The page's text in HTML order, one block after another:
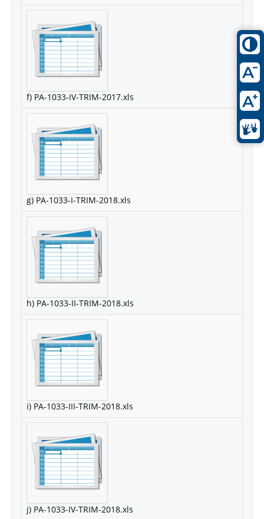
f) PA-1033-IV-TRIM-2017.xls
g) PA-1033-I-TRIM-2018.xls
h) PA-1033-II-TRIM-2018.xls
i) PA-1033-III-TRIM-2018.xls
j) PA-1033-IV-TRIM-2018.xls